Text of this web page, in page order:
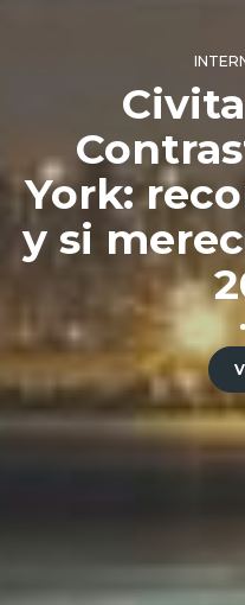
York:
y si